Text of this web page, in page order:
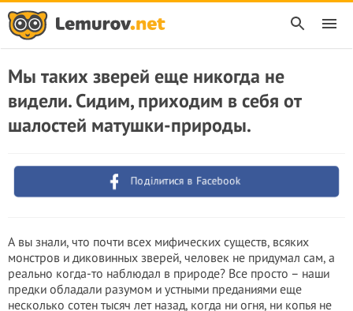
Мы таких зверей еще никогда не
видели. Сидим, приходим в себя от
шалостей матушки-природы.
Поділитися в Facebook
А вы знали, что почти всех мифических существ, всяких
монстров и диковинных зверей, человек не придумал сам, а
реально когда-то наблюдал в природе? Все просто – наши
предки обладали разумом и устными преданиями еще
несколько сотен тысяч лет назад, когда ни огня, ни копья не